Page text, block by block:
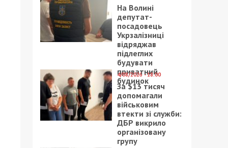
На Волині
депутат-
посадовець
Укрзалізниці
відряджав
підлеглих
будувати
приватний
будинок
4/08/2026 - 18:00
За $13 тисяч
допомагали
військовим
втекти зі служби:
ДБР викрило
організовану
групу